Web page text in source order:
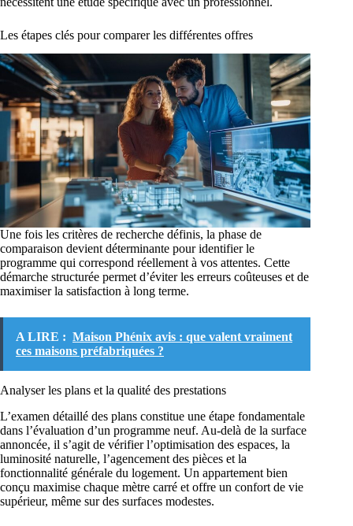
Les étapes clés pour comparer les différentes offres
Une fois les critères de recherche définis, la phase de
comparaison devient déterminante pour identifier le
programme qui correspond réellement à vos attentes. Cette
démarche structurée permet d’éviter les erreurs coûteuses et de
maximiser la satisfaction à long terme.
A LIRE : Maison Phénix avis : que valent vraiment
ces maisons préfabriquées ?
Analyser les plans et la qualité des prestations
L’examen détaillé des plans constitue une étape fondamentale
dans l’évaluation d’un programme neuf. Au-delà de la surface
annoncée, il s’agit de vérifier l’optimisation des espaces, la
luminosité naturelle, l’agencement des pièces et la
fonctionnalité générale du logement. Un appartement bien
conçu maximise chaque mètre carré et offre un confort de vie
supérieur, même sur des surfaces modestes.